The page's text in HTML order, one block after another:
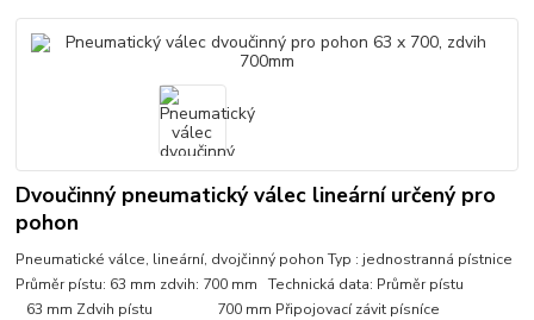
Dvoučinný pneumatický válec lineární určený pro
pohon
Pneumatické válce, lineární, dvojčinný pohon Typ : jednostranná pístnice
Průměr pístu: 63 mm zdvih: 700 mm Technická data: Průměr pístu
63 mm Zdvih pístu 700 mm Připojovací závit písníce